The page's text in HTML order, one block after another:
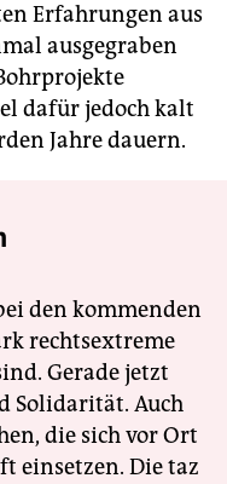
Erfahrungen aus
ausgegraben
dafür jedoch kalt
Jahre dauern.
den kommenden
rechtsextreme
Gerade jetzt
Solidarität. Auch
die sich vor Ort
einsetzen. Die taz